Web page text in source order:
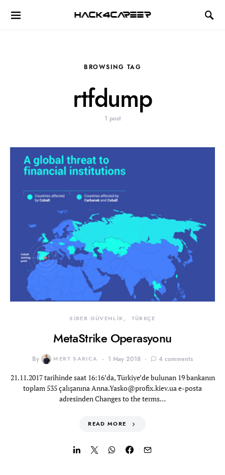
Hack4Career
BROWSING TAG
rtfdump
1 post
SİBER GÜVENLİK TÜRKÇE
MetaStrike Operasyonu
By MERT SARICA 1 May 2018 4 comments
21.11.2017 tarihinde saat 16:16’da, Türkiye’de bulunan 19 bankanın
toplam 535 çalışanınaAnna.Yasko@profix.kiev.uae-posta
adresinden Changes to the terms…
READ MORE